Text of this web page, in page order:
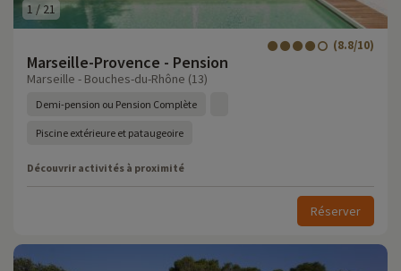
1 / 21
Marseille-Provence - Pension
(8.8/10)
Marseille - Bouches-du-Rhône (13)
Demi-pension ou Pension Complète
Piscine extérieure et pataugeoire
Découvrir activités à proximité
Réserver